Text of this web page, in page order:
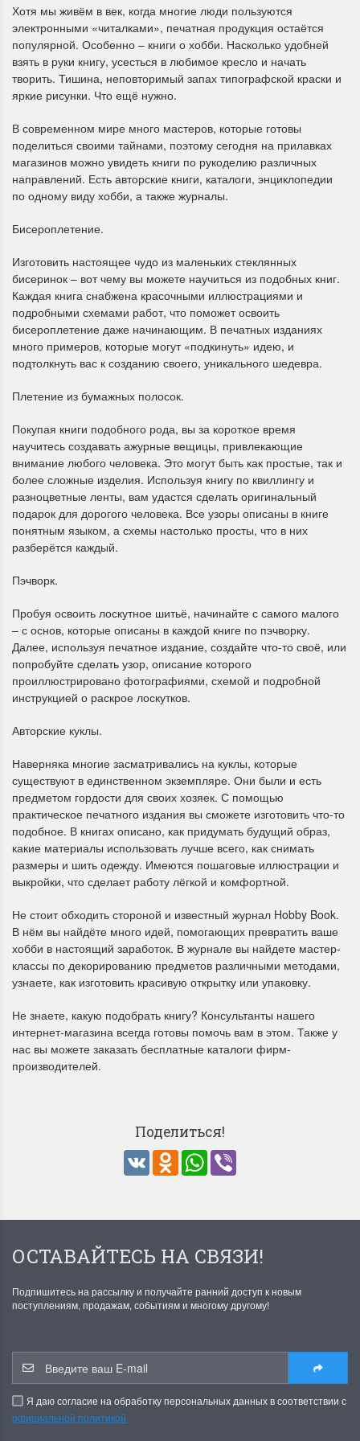
Хотя мы живём в век, когда многие люди пользуются
электронными «читалками», печатная продукция остаётся
популярной. Особенно – книги о хобби. Насколько удобней
взять в руки книгу, усесться в любимое кресло и начать
творить. Тишина, неповторимый запах типографской краски и
яркие рисунки. Что ещё нужно.
В современном мире много мастеров, которые готовы
поделиться своими тайнами, поэтому сегодня на прилавках
магазинов можно увидеть книги по рукоделию различных
направлений. Есть авторские книги, каталоги, энциклопедии
по одному виду хобби, а также журналы.
Бисероплетение.
Изготовить настоящее чудо из маленьких стеклянных
бисеринок – вот чему вы можете научиться из подобных книг.
Каждая книга снабжена красочными иллюстрациями и
подробными схемами работ, что поможет освоить
бисероплетение даже начинающим. В печатных изданиях
много примеров, которые могут «подкинуть» идею, и
подтолкнуть вас к созданию своего, уникального шедевра.
Плетение из бумажных полосок.
Покупая книги подобного рода, вы за короткое время
научитесь создавать ажурные вещицы, привлекающие
внимание любого человека. Это могут быть как простые, так и
более сложные изделия. Используя книгу по квиллингу и
разноцветные ленты, вам удастся сделать оригинальный
подарок для дорогого человека. Все узоры описаны в книге
понятным языком, а схемы настолько просты, что в них
разберётся каждый.
Пэчворк.
Пробуя освоить лоскутное шитьё, начинайте с самого малого
– с основ, которые описаны в каждой книге по пэчворку.
Далее, используя печатное издание, создайте что-то своё, или
попробуйте сделать узор, описание которого
проиллюстрировано фотографиями, схемой и подробной
инструкцией о раскрое лоскутков.
Авторские куклы.
Наверняка многие засматривались на куклы, которые
существуют в единственном экземпляре. Они были и есть
предметом гордости для своих хозяек. С помощью
практическое печатного издания вы сможете изготовить что-то
подобное. В книгах описано, как придумать будущий образ,
какие материалы использовать лучше всего, как снимать
размеры и шить одежду. Имеются пошаговые иллюстрации и
выкройки, что сделает работу лёгкой и комфортной.
Не стоит обходить стороной и известный журнал Hobby Book.
В нём вы найдёте много идей, помогающих превратить ваше
хобби в настоящий заработок. В журнале вы найдете мастер-
классы по декорированию предметов различными методами,
узнаете, как изготовить красивую открытку или упаковку.
Не знаете, какую подобрать книгу? Консультанты нашего
интернет-магазина всегда готовы помочь вам в этом. Также у
нас вы можете заказать бесплатные каталоги фирм-
производителей.
Поделиться!
VK Odnoklassniki
WhatsApp
ОСТАВАЙТЕСЬ НА СВЯЗИ!
Подпишитесь на рассылку и получайте ранний доступ к новым
поступлениям, продажам, событиям и многому другому!
Я даю согласие на обработку персональных данных в соответствии с
официальной политикой